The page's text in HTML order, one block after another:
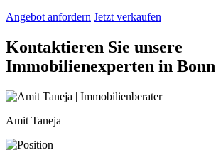
Angebot anfordern Jetzt verkaufen
Kontaktieren Sie unsere
Immobilienexperten in Bonn
Amit Taneja